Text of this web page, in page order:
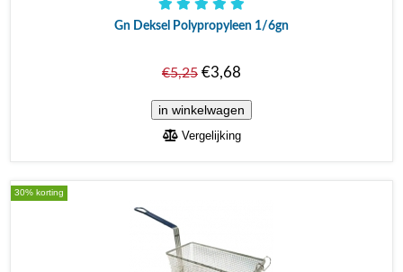
Gn Deksel Polypropyleen 1/6gn
€5,25 €3,68
Vergelijking
30% korting